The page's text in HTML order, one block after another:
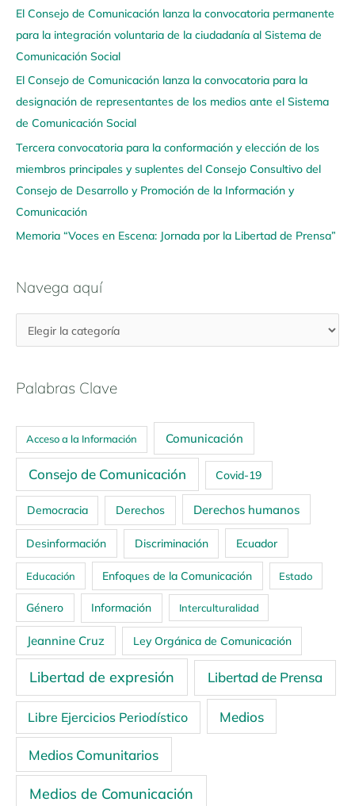
El Consejo de Comunicación lanza la convocatoria permanente
para la integración voluntaria de la ciudadanía al Sistema de
Comunicación Social
El Consejo de Comunicación lanza la convocatoria para la
designación de representantes de los medios ante el Sistema
de Comunicación Social
Tercera convocatoria para la conformación y elección de los
miembros principales y suplentes del Consejo Consultivo del
Consejo de Desarrollo y Promoción de la Información y
Comunicación
Memoria “Voces en Escena: Jornada por la Libertad de Prensa”
Navega aquí
g
a
a
q
u
í
Palabras Clave
Acceso a la Información Comunicación
Consejo de Comunicación Covid-19
Democracia Derechos Derechos humanos
Desinformación Discriminación Ecuador
Educación Enfoques de la Comunicación Estado
Género Información Interculturalidad
Jeannine Cruz Ley Orgánica de Comunicación
Libertad de expresión Libertad de Prensa
Libre Ejercicios Periodístico Medios
Medios Comunitarios
Medios de Comunicación